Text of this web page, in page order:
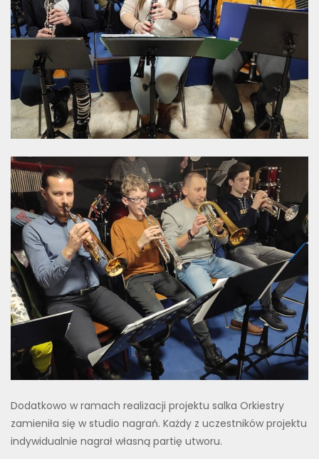
Dodatkowo w ramach realizacji projektu salka Orkiestry
zamieniła się w studio nagrań. Każdy z uczestników projektu
indywidualnie nagrał własną partię utworu.